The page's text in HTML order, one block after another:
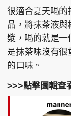
很適合夏天喝
品，將抹茶液與
漿，喝的就是一
是抹茶味沒有很
的口味。
>>>點擊圖輯查